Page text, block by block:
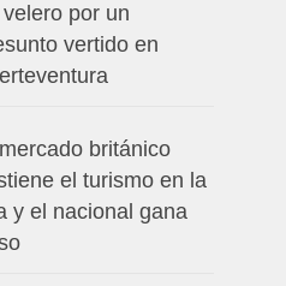
velero por un
vertido en
británico
el turismo en la
y el nacional gana